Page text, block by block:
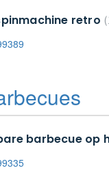
retro
barbecue op